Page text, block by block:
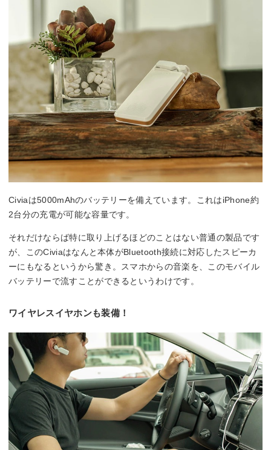
Civiaは5000mAhのバッテリーを備えています。これはiPhone約
2台分の充電が可能な容量です。
それだけならば特に取り上げるほどのことはない普通の製品です
が、このCiviaはなんと本体がBluetooth接続に対応したスピーカ
ーにもなるというから驚き。スマホからの音楽を、このモバイル
バッテリーで流すことができるというわけです。
ワイヤレスイヤホンも装備！